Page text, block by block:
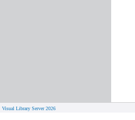
Visual Library Server 2026